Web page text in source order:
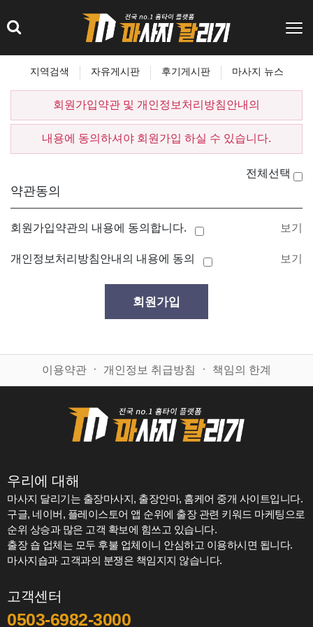
지역검색 자유게시판 후기게시판 마사지 뉴스
회원가입약관 및 개인정보처리방침안내의
내용에 동의하셔야 회원가입 하실 수 있습니다.
전체선택
약관동의
회원가입약관의 내용에 동의합니다. 보기
개인정보처리방침안내의 내용에 동의 보기
이용약관 ㆍ 개인정보 취급방침 ㆍ 책임의 한계
고객센터
0503-6982-3000
우리에 대해
마사지 달리기는 출장마사지, 출장안마, 홈케어 중개 사이트입니다.
구글, 네이버, 플레이스토어 앱 순위에 출장 관련 키워드 마케팅으로
순위 상승과 많은 고객 확보에 힘쓰고 있습니다.
출장 숍 업체는 모두 후불 업체이니 안심하고 이용하시면 됩니다.
마사지숍과 고객과의 분쟁은 책임지지 않습니다.